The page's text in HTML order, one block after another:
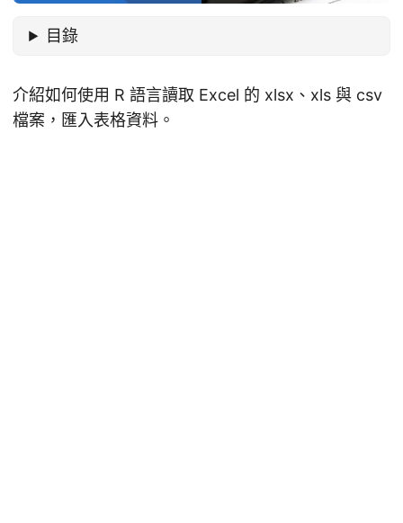
目錄
介紹如何使用 R 語言讀取 Excel 的 xlsx、xls 與 csv
檔案，匯入表格資料。